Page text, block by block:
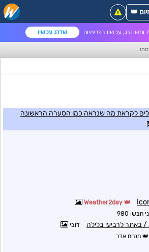
ומשודרג, עכשיו בפרימיום שדרג עכשיו
👑
לקראת מה שנראה כמו הסערה הראשונה
הבשן 980
באתר לרביעי בלילה דובי
מנחם אדר